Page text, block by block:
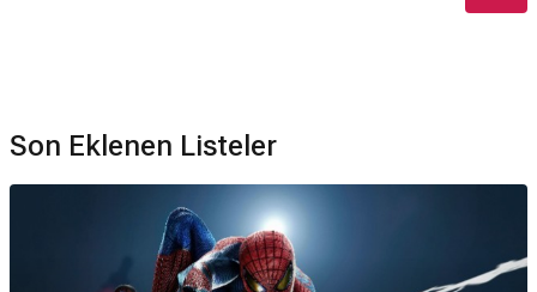
Son Eklenen Listeler